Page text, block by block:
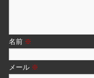
名前 ※
メール ※